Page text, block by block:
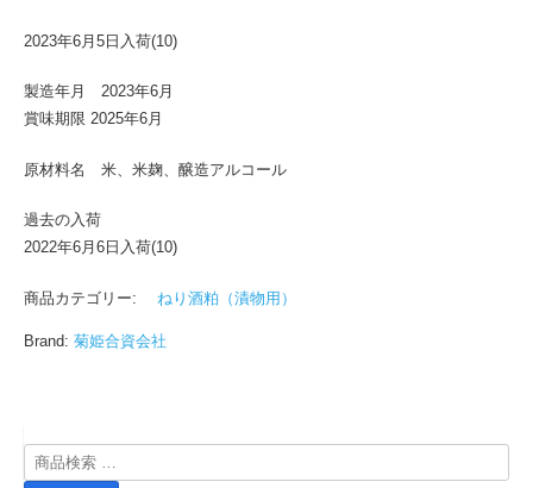
2023年6月5日入荷(10)
製造年月 2023年6月
賞味期限 2025年6月
原材料名 米、米麹、醸造アルコール
過去の入荷
2022年6月6日入荷(10)
商品カテゴリー: ねり酒粕（漬物用）
Brand: 菊姫合資会社
検
索